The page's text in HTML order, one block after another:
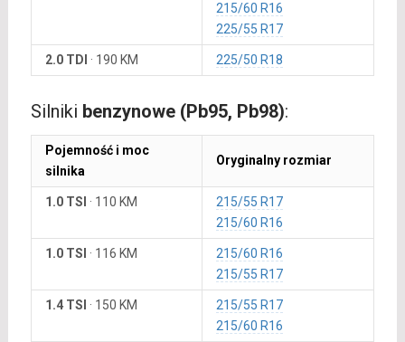
215/60 R16
225/55 R17
2.0 TDI · 190 KM 225/50 R18
Silniki benzynowe (Pb95, Pb98):
Pojemność i moc
silnika
Oryginalny rozmiar
1.0 TSI · 110 KM
215/55 R17
215/60 R16
1.0 TSI · 116 KM
215/60 R16
215/55 R17
1.4 TSI · 150 KM
215/55 R17
215/60 R16